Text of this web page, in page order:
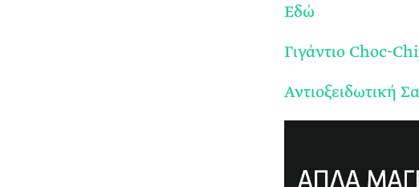
Εδώ
Γιγάντιο Choc-
Αντιοξειδωτική